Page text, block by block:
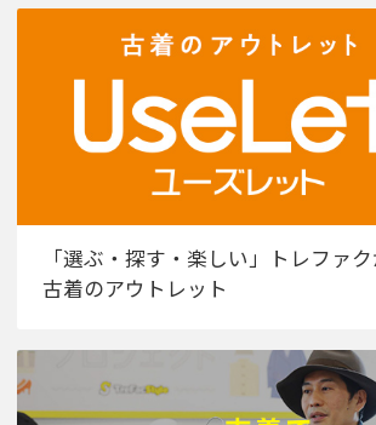
「選ぶ・探す・楽しい」トレファ
古着のアウトレット